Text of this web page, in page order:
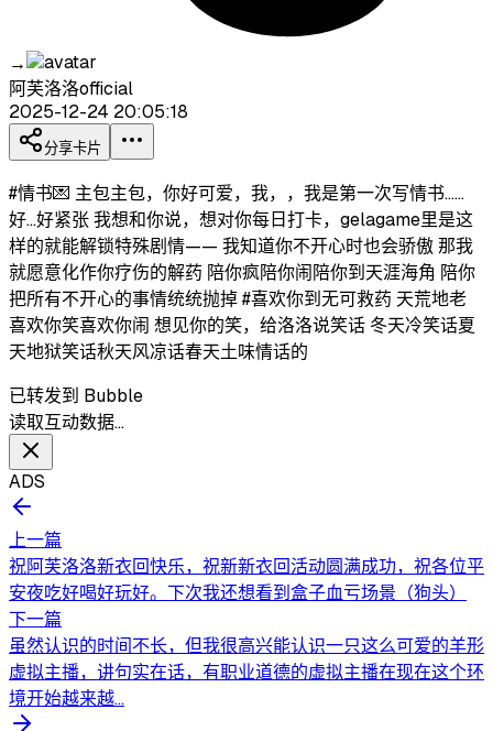
→
阿芙洛洛official
2025-12-24 20:05:18
分享卡片
#情书💌 主包主包，你好可爱，我，，我是第一次写情书……
好…好紧张 我想和你说，想对你每日打卡，gelagame里是这
样的就能解锁特殊剧情—— 我知道你不开心时也会骄傲 那我
就愿意化作你疗伤的解药 陪你疯陪你闹陪你到天涯海角 陪你
把所有不开心的事情统统抛掉 #喜欢你到无可救药 天荒地老
喜欢你笑喜欢你闹 想见你的笑，给洛洛说笑话 冬天冷笑话夏
天地狱笑话秋天风凉话春天土味情话的
已转发到 Bubble
读取互动数据…
ADS
上一篇
祝阿芙洛洛新衣回快乐，祝新新衣回活动圆满成功，祝各位平
安夜吃好喝好玩好。下次我还想看到盒子血亏场景（狗头）
下一篇
虽然认识的时间不长，但我很高兴能认识一只这么可爱的羊形
虚拟主播，讲句实在话，有职业道德的虚拟主播在现在这个环
境开始越来越...